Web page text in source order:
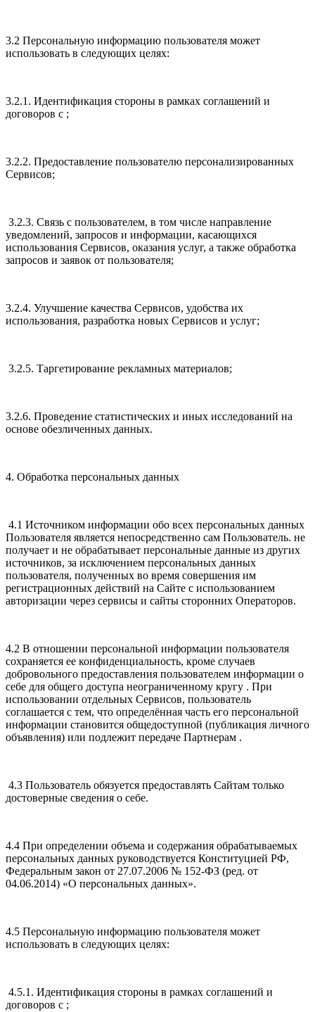
3.2 Персональную информацию пользователя может
использовать в следующих целях:
3.2.1. Идентификация стороны в рамках соглашений и
договоров с ;
3.2.2. Предоставление пользователю персонализированных
Сервисов;
3.2.3. Связь с пользователем, в том числе направление
уведомлений, запросов и информации, касающихся
использования Сервисов, оказания услуг, а также обработка
запросов и заявок от пользователя;
3.2.4. Улучшение качества Сервисов, удобства их
использования, разработка новых Сервисов и услуг;
3.2.5. Таргетирование рекламных материалов;
3.2.6. Проведение статистических и иных исследований на
основе обезличенных данных.
4. Обработка персональных данных
4.1 Источником информации обо всех персональных данных
Пользователя является непосредственно сам Пользователь. не
получает и не обрабатывает персональные данные из других
источников, за исключением персональных данных
пользователя, полученных во время совершения им
регистрационных действий на Сайте с использованием
авторизации через сервисы и сайты сторонних Операторов.
4.2 В отношении персональной информации пользователя
сохраняется ее конфиденциальность, кроме случаев
добровольного предоставления пользователем информации о
себе для общего доступа неограниченному кругу . При
использовании отдельных Сервисов, пользователь
соглашается с тем, что определённая часть его персональной
информации становится общедоступной (публикация личного
объявления) или подлежит передаче Партнерам .
4.3 Пользователь обязуется предоставлять Сайтам только
достоверные сведения о себе.
4.4 При определении объема и содержания обрабатываемых
персональных данных руководствуется Конституцией РФ,
Федеральным закон от 27.07.2006 № 152-ФЗ (ред. от
04.06.2014) «О персональных данных».
4.5 Персональную информацию пользователя может
использовать в следующих целях:
4.5.1. Идентификация стороны в рамках соглашений и
договоров с ;